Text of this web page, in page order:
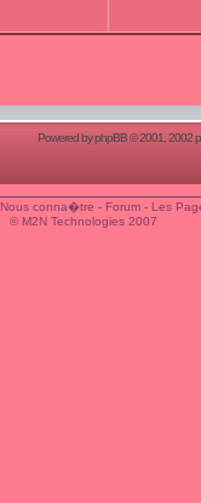
Powered byphpBB© 2001, 2002
Nous conna�tre - Forum- Les
© M2N Technologies 2007